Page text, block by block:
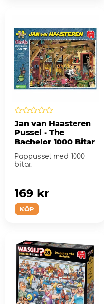
Jan van Haasteren
Pussel - The
Bachelor 1000 Bitar
Pappussel med 1000
bitar.
KÖP
169 kr